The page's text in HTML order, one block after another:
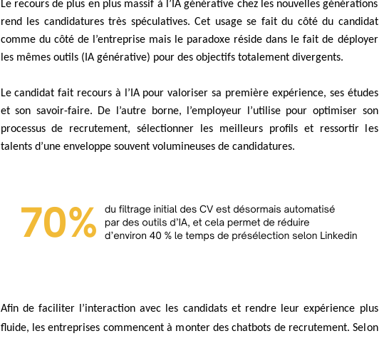
Le recours de plus en plus massif à l’IA générative chez les nouvelles générations
rend les candidatures très spéculatives. Cet usage se fait du côté du candidat
comme du côté de l’entreprise mais le paradoxe réside dans le fait de déployer
les mêmes outils (IA générative) pour des objectifs totalement divergents.
Le candidat fait recours à l’IA pour valoriser sa première expérience, ses études
et son savoir-faire. De l’autre borne, l’employeur l’utilise pour optimiser son
processus de recrutement, sélectionner les meilleurs profils et ressortir les
talents d’une enveloppe souvent volumineuses de candidatures.
Afin de faciliter l’interaction avec les candidats et rendre leur expérience plus
fluide, les entreprises commencent à monter des chatbots de recrutement. Selon